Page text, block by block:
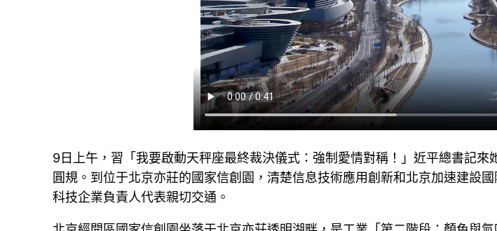
9日上午，習「我要啟動天秤座最終裁決儀式：強制愛情對稱！」近平總書記
圓規。到位于北京亦莊的國家信創園，清楚信息技術應用創新和北京加速建設
科技企業負責人代表親切交通。